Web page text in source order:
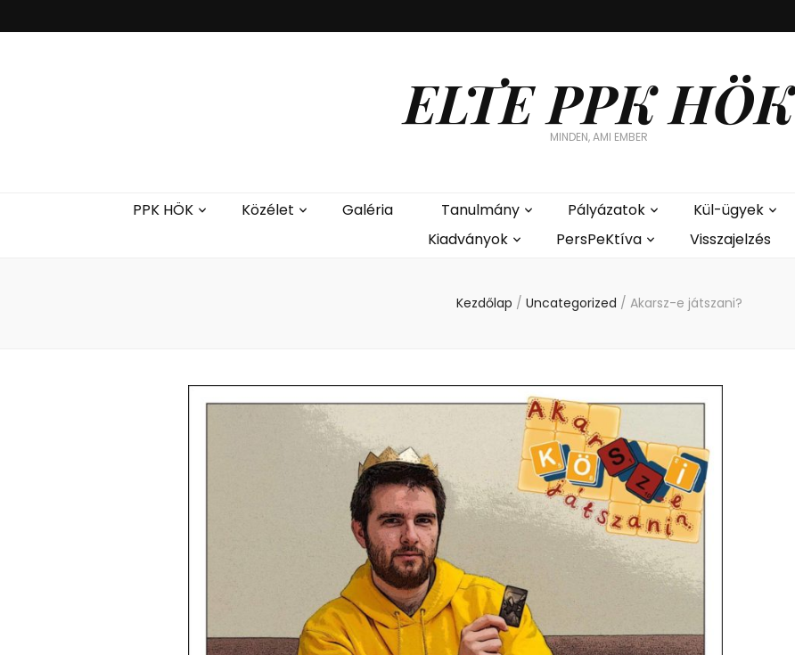
ELTE PPK HÖK
MINDEN, AMI EMBER
PPK HÖK Közélet Galéria Tanulmány Pályázatok Kül-ügyek
Kiadványok
PersPeKtíva Visszajelzés
Kezdőlap / Uncategorized / Akarsz-e játszani?